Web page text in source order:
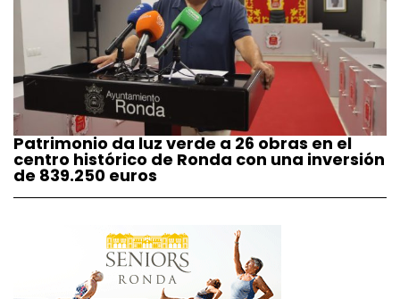
Patrimonio da luz verde a 26 obras en el
centro histórico de Ronda con una inversión
de 839.250 euros